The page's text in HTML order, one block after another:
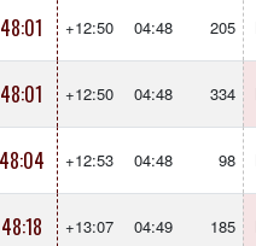
48:01 +12:50 04:48 205
48:01 +12:50 04:48 334
48:04 +12:53 04:48 98
48:18 +13:07 04:49 185